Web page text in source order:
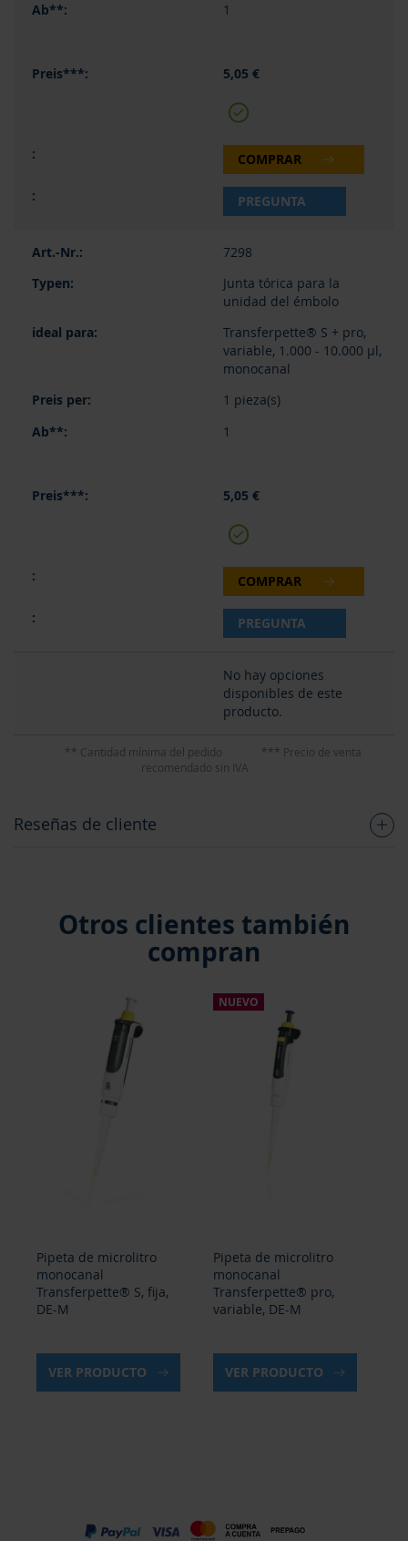
1
5,05 €
COMPRAR
PREGUNTA
7298
Junta tórica para la
unidad del émbolo
Transferpette® S + pro,
variable, 1.000 - 10.000 µl,
monocanal
1 pieza(s)
1
5,05 €
COMPRAR
PREGUNTA
No hay opciones
disponibles de este
producto.
** Cantidad mínima del pedido
*** Precio de venta
recomendado sin IVA
Reseñas de cliente
Otros clientes también
compran
Pipeta de microlitro
monocanal
Transferpette® S, fija,
DE-M
VER PRODUCTO
Pipeta de microlitro
monocanal
Transferpette® pro,
variable, DE-M
NUEVO
VER PRODUCTO